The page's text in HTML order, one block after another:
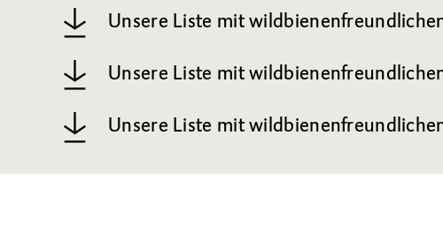
Unsere Liste mit
Unsere Liste mit
Unsere Liste mit